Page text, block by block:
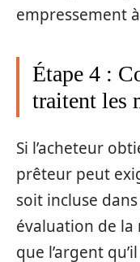
empressement
Étape 4 :
traitent les
Si l’acheteur
prêteur peut
soit incluse
évaluation de la
que l’argent